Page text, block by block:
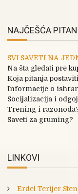
NAJČEŠĆA
SVI SAVETI NA
Na šta gledati pre
Koja pitanja
Informacije o
Socijalizacija i
Trening i
Saveti za gruming?
LINKOVI
Erdel Terijer